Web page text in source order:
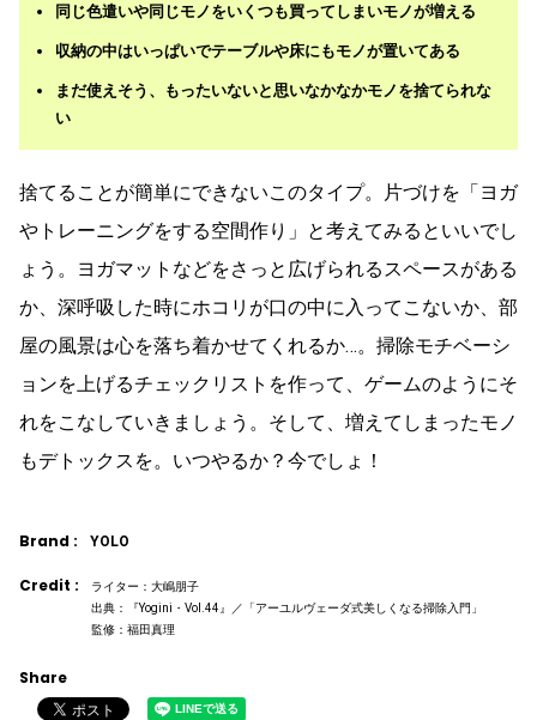
同じ色遣いや同じモノをいくつも買ってしまいモノが増える
収納の中はいっぱいでテーブルや床にもモノが置いてある
まだ使えそう、もったいないと思いなかなかモノを捨てられな
い
捨てることが簡単にできないこのタイプ。片づけを「ヨガ
やトレーニングをする空間作り」と考えてみるといいでし
ょう。ヨガマットなどをさっと広げられるスペースがある
か、深呼吸した時にホコリが口の中に入ってこないか、部
屋の風景は心を落ち着かせてくれるか…。掃除モチベーシ
ョンを上げるチェックリストを作って、ゲームのようにそ
れをこなしていきましょう。そして、増えてしまったモノ
もデトックスを。いつやるか？今でしょ！
Brand : YOLO
Credit :
ライター：大嶋朋子
出典：『Yogini・Vol.44』／「アーユルヴェーダ式美しくなる掃除入門」
監修：福田真理
Share